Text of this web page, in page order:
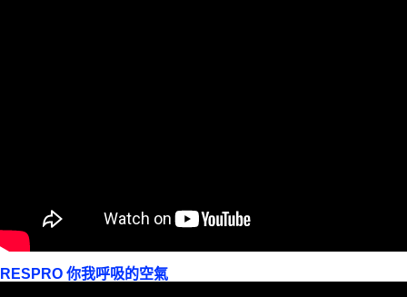
RESPRO 你我呼吸的空氣